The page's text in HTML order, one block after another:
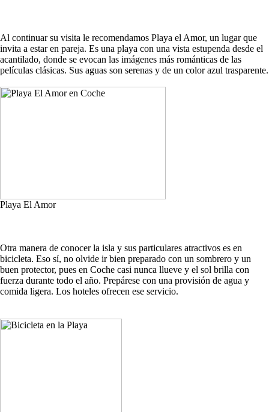
Al continuar su visita le recomendamos Playa el Amor, un lugar que
invita a estar en pareja. Es una playa con una vista estupenda desde el
acantilado, donde se evocan las imágenes más románticas de las
películas clásicas. Sus aguas son serenas y de un color azul trasparente.
Playa El Amor
Otra manera de conocer la isla y sus particulares atractivos es en
bicicleta. Eso sí, no olvide ir bien preparado con un sombrero y un
buen protector, pues en Coche casi nunca llueve y el sol brilla con
fuerza durante todo el año. Prepárese con una provisión de agua y
comida ligera. Los hoteles ofrecen ese servicio.